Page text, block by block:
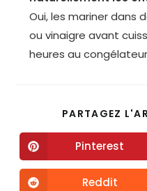
Oui, les mariner dans
ou vinaigre avant
heures au
PARTAGEZ
Pinterest
Reddit